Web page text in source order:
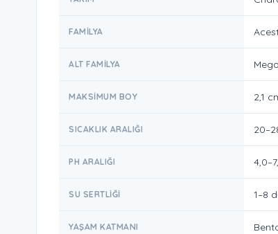
FAMILYA
ALT FAMILYA
MAKSIMUM BOY 2,1
SICAKLIK ARALIĞI
PH ARALIĞI
SU SERTLIĞI 1–8
YAŞAM KATMANI